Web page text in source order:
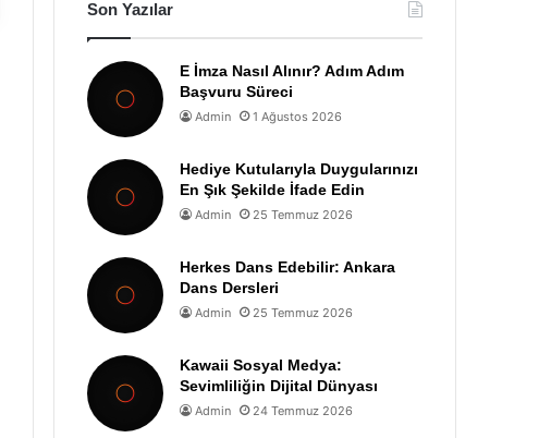
Son Yazılar
E İmza Nasıl Alınır? Adım Adım
Başvuru Süreci
Admin 1 Ağustos 2026
Hediye Kutularıyla Duygularınızı
En Şık Şekilde İfade Edin
Admin 25 Temmuz 2026
Herkes Dans Edebilir: Ankara
Dans Dersleri
Admin 25 Temmuz 2026
Kawaii Sosyal Medya:
Sevimliliğin Dijital Dünyası
Admin 24 Temmuz 2026